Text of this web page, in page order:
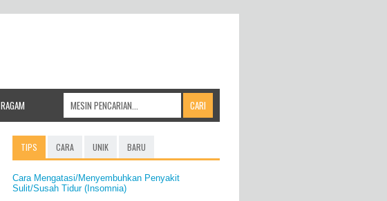
RAGAM
TIPS CARA UNIK BARU
Cara Mengatasi/Menyembuhkan Penyakit
Sulit/Susah Tidur (Insomnia)